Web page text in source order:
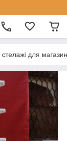
стелажі для